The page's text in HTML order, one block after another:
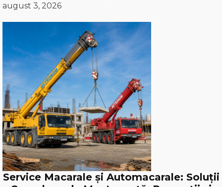
august 3, 2026
Service Macarale și Automacarale: Soluții